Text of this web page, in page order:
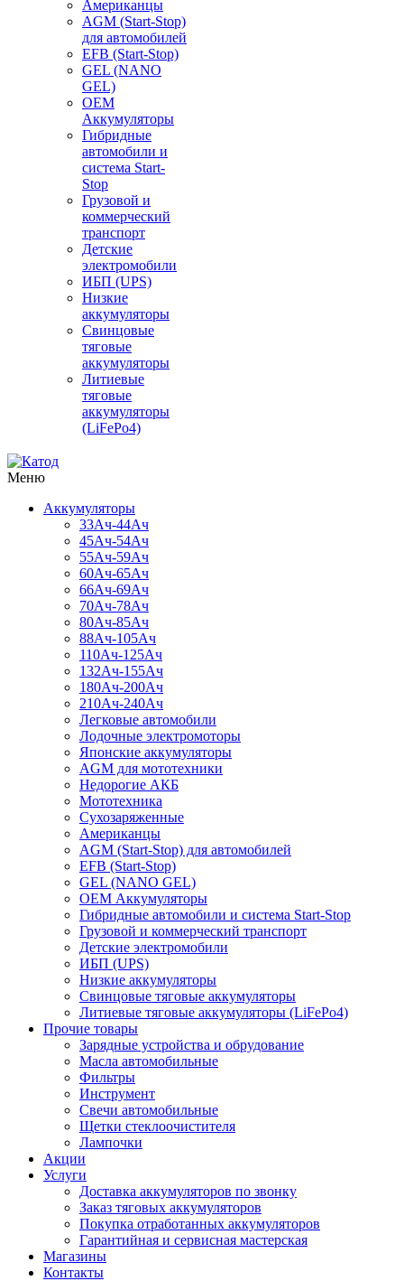
Американцы
AGM (Start-Stop)
для автомобилей
EFB (Start-Stop)
GEL (NANO
GEL)
OEM
Аккумуляторы
Гибридные
автомобили и
система Start-
Stop
Грузовой и
коммерческий
транспорт
Детские
электромобили
ИБП (UPS)
Низкие
аккумуляторы
Свинцовые
тяговые
аккумуляторы
Литиевые
тяговые
аккумуляторы
(LiFePo4)
Меню
Аккумуляторы
33Ач-44Ач
45Ач-54Ач
55Ач-59Ач
60Ач-65Ач
66Ач-69Ач
70Ач-78Ач
80Ач-85Ач
88Ач-105Ач
110Ач-125Ач
132Ач-155Ач
180Ач-200Ач
210Ач-240Ач
Легковые автомобили
Лодочные электромоторы
Японские аккумуляторы
AGM для мототехники
Недорогие АКБ
Мототехника
Сухозаряженные
Американцы
AGM (Start-Stop) для автомобилей
EFB (Start-Stop)
GEL (NANO GEL)
OEM Аккумуляторы
Гибридные автомобили и система Start-Stop
Грузовой и коммерческий транспорт
Детские электромобили
ИБП (UPS)
Низкие аккумуляторы
Свинцовые тяговые аккумуляторы
Литиевые тяговые аккумуляторы (LiFePo4)
Прочие товары
Зарядные устройства и обрудование
Масла автомобильные
Фильтры
Инструмент
Свечи автомобильные
Щетки стеклоочистителя
Лампочки
Акции
Услуги
Доставка аккумуляторов по звонку
Заказ тяговых аккумуляторов
Покупка отработанных аккумуляторов
Гарантийная и сервисная мастерская
Магазины
Контакты